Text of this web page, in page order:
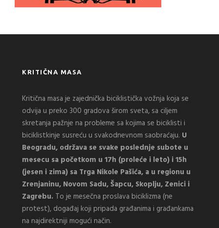
KRITIČNA MASA
Kritična masa je zajednička biciklistička vožnja koja se
odvija u preko 300 gradova širom sveta, sa ciljem
skretanja pažnje na probleme sa kojima se biciklisti i
biciklistkinje susreću u svakodnevnom saobraćaju. U
Beogradu, održava se svake poslednje subote u
mesecu sa početkom u 17h (proleće i leto) i 15h
(jesen i zima) sa Trga Nikole Pašića, a u regionu u
Zrenjaninu, Novom Sadu, Šapcu, Skoplju, Zenici i
Zagrebu. To je mesečna proslava biciklizma (ne
protest), događaj koji pripada građanima i građankama
na najdirektniji mogući način.